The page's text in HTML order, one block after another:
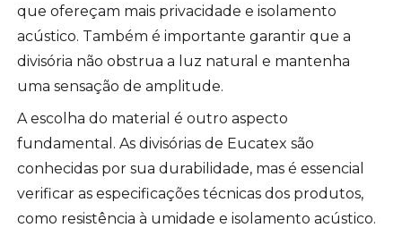
que ofereçam mais privacidade e isolamento
acústico. Também é importante garantir que a
divisória não obstrua a luz natural e mantenha
uma sensação de amplitude.
A escolha do material é outro aspecto
fundamental. As divisórias de Eucatex são
conhecidas por sua durabilidade, mas é essencial
verificar as especificações técnicas dos produtos,
como resistência à umidade e isolamento acústico.